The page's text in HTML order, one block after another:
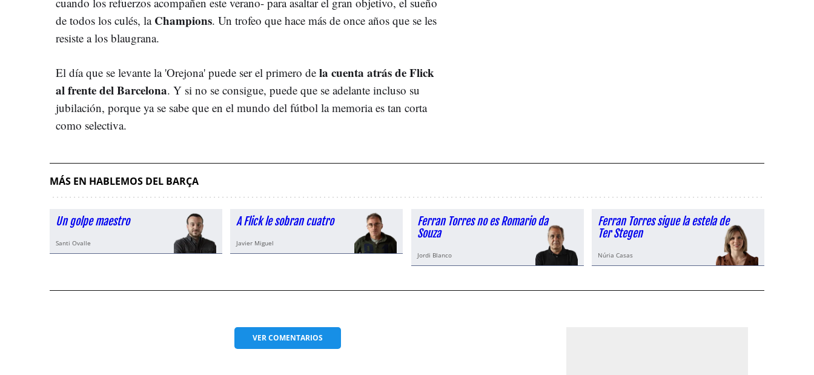
de todos los culés, la Champions. Un trofeo que hace más de once años que se les
resiste a los blaugrana.
El día que se levante la 'Orejona' puede ser el primero de la cuenta atrás de Flick
al frente del Barcelona. Y si no se consigue, puede que se adelante incluso su
jubilación, porque ya se sabe que en el mundo del fútbol la memoria es tan corta
como selectiva.
MÁS EN HABLEMOS DEL BARÇA
Un golpe maestro
Santi Ovalle
A Flick le sobran cuatro
Javier Miguel
Ferran Torres no es Romario da
Souza
Jordi Blanco
Ferran Torres sigue la estela de
Ter Stegen
Núria Casas
VERCOMENTARIOS